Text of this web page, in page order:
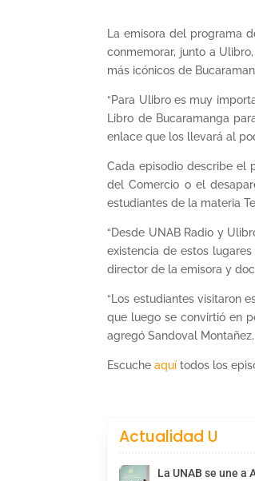
La emisora del programa
conmemorar, junto a
más icónicos de
“Para Ulibro es muy
Libro de Bucaramanga
enlace que los llevará al
Cada episodio describe el
del Comercio o el
estudiantes de la materia
“Desde UNAB Radio y
existencia de estos
director de la emisora y
“Los estudiantes visitaron
que luego se convirtió en
agregó Sandoval Montañez.
Escucheaquítodos los
Actualidad U
La UNAB se une a